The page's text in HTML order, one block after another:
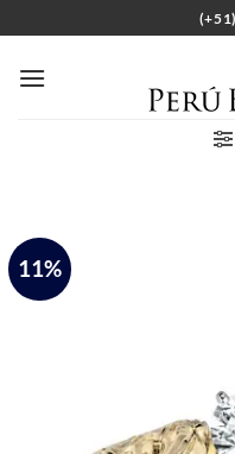
al
contenido
11%